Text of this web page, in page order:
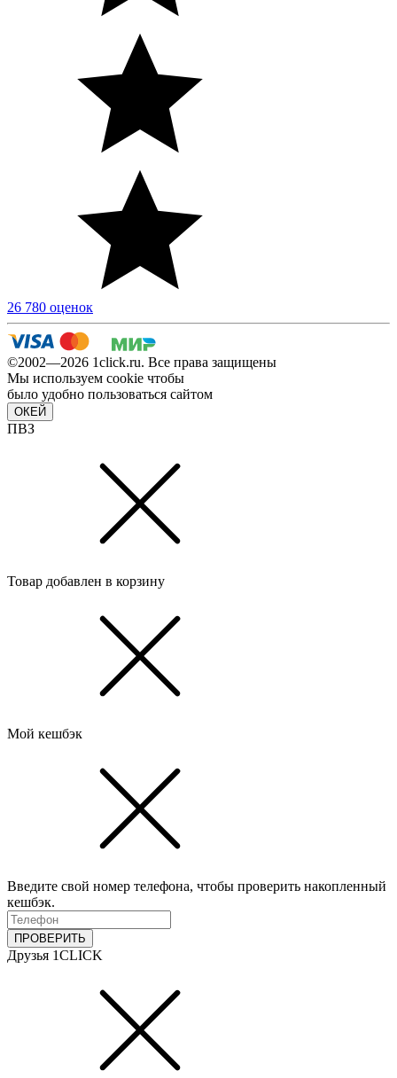
26 780 оценок
©2002—2026 1сlick.ru. Все права защищены
Мы используем cookie чтобы
было удобно пользоваться сайтом
ОКЕЙ
ПВЗ
Товар добавлен в корзину
Мой кешбэк
Введите свой номер телефона, чтобы проверить накопленный
кешбэк.
ПРОВЕРИТЬ
Друзья 1CLICK